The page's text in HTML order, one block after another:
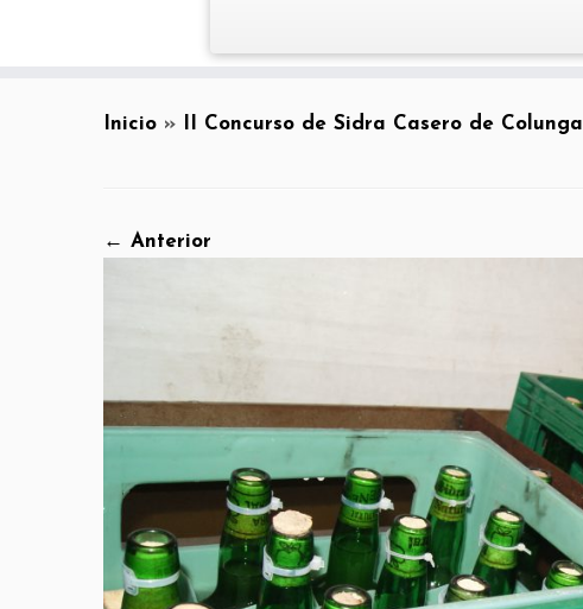
Inicio » II Concurso de Sidra Casero de Colunga
← Anterior